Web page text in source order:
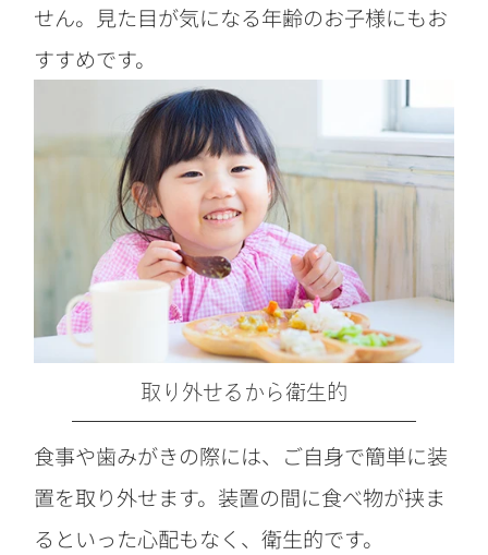
せん。見た目が気になる年齢のお子様にもお
すすめです。
取り外せるから衛生的
食事や歯みがきの際には、ご自身で簡単に装
置を取り外せます。装置の間に食べ物が挟ま
るといった心配もなく、衛生的です。